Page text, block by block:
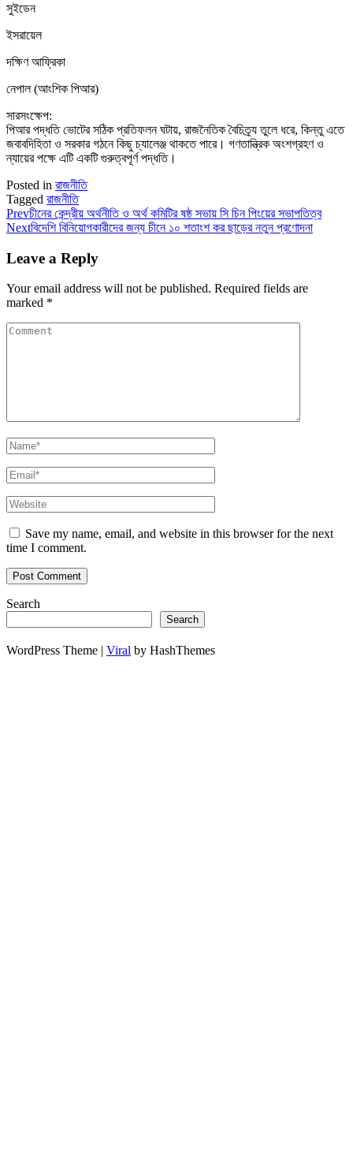
সুইডেন
ইসরায়েল
দক্ষিণ আফ্রিকা
নেপাল (আংশিক পিআর)
সারসংক্ষেপ:
পিআর পদ্ধতি ভোটের সঠিক প্রতিফলন ঘটায়, রাজনৈতিক বৈচিত্র্য তুলে ধরে, কিন্তু এতে
জবাবদিহিতা ও সরকার গঠনে কিছু চ্যালেঞ্জ থাকতে পারে। গণতান্ত্রিক অংশগ্রহণ ও
ন্যায়ের পক্ষে এটি একটি গুরুত্বপূর্ণ পদ্ধতি।
Posted in রাজনীতি
Tagged রাজনীতি
Prevচীনের কেন্দ্রীয় অর্থনীতি ও অর্থ কমিটির ষষ্ঠ সভায় সি চিন পিংয়ের সভাপতিত্ব
Nextবিদেশি বিনিয়োগকারীদের জন্য চীনে ১০ শতাংশ কর ছাড়ের নতুন প্রণোদনা
Leave a Reply
Your email address will not be published. Required fields are
marked *
Save my name, email, and website in this browser for the next
time I comment.
Search
Search
WordPress Theme | Viral by HashThemes